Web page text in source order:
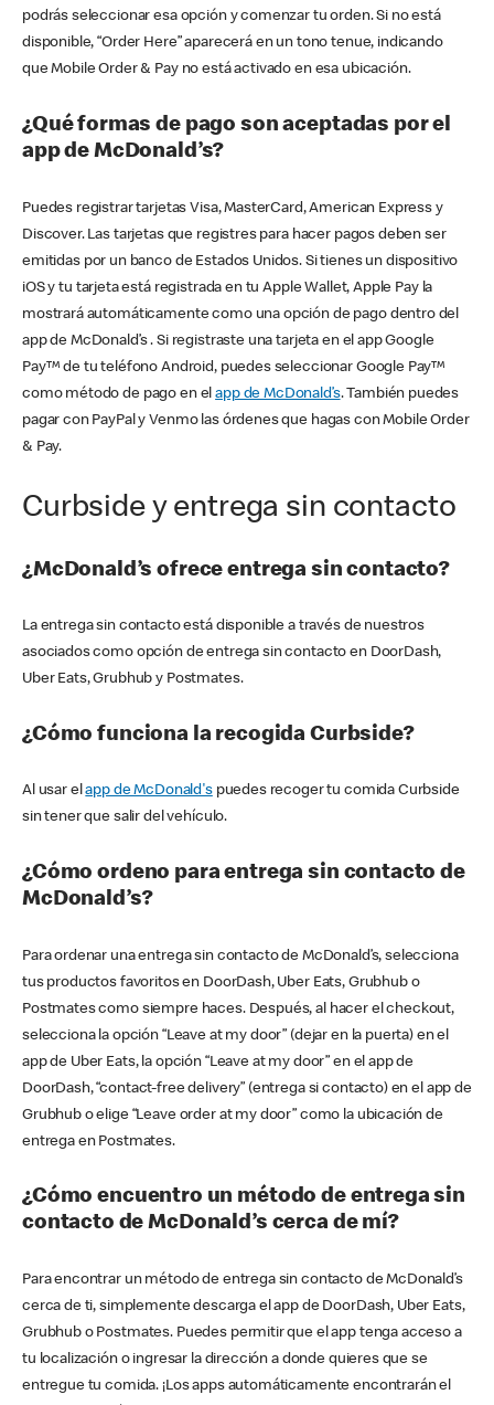
podrás seleccionar esa opción y comenzar tu orden. Si no está
disponible, “Order Here” aparecerá en un tono tenue, indicando
que Mobile Order & Pay no está activado en esa ubicación.
¿Qué formas de pago son aceptadas por el
app de McDonald’s?
Puedes registrar tarjetas Visa, MasterCard, American Express y
Discover. Las tarjetas que registres para hacer pagos deben ser
emitidas por un banco de Estados Unidos. Si tienes un dispositivo
iOS y tu tarjeta está registrada en tu Apple Wallet, Apple Pay la
mostrará automáticamente como una opción de pago dentro del
app de McDonald’s . Si registraste una tarjeta en el app Google
Pay™ de tu teléfono Android, puedes seleccionar Google Pay™
como método de pago en elapp de McDonald’s. También puedes
pagar con PayPal y Venmo las órdenes que hagas con Mobile Order
& Pay.
Curbside y entrega sin contacto
¿McDonald’s ofrece entrega sin contacto?
La entrega sin contacto está disponible a través de nuestros
asociados como opción de entrega sin contacto en DoorDash,
Uber Eats, Grubhub y Postmates.
¿Cómo funciona la recogida Curbside?
Al usar elapp de McDonald'spuedes recoger tu comida Curbside
sin tener que salir del vehículo.
¿Cómo ordeno para entrega sin contacto de
McDonald’s?
Para ordenar una entrega sin contacto de McDonald’s, selecciona
tus productos favoritos en DoorDash, Uber Eats, Grubhub o
Postmates como siempre haces. Después, al hacer el checkout,
selecciona la opción “Leave at my door” (dejar en la puerta) en el
app de Uber Eats, la opción “Leave at my door” en el app de
DoorDash, “contact-free delivery” (entrega si contacto) en el app de
Grubhub o elige “Leave order at my door” como la ubicación de
entrega en Postmates.
¿Cómo encuentro un método de entrega sin
contacto de McDonald’s cerca de mí?
Para encontrar un método de entrega sin contacto de McDonald’s
cerca de ti, simplemente descarga el app de DoorDash, Uber Eats,
Grubhub o Postmates. Puedes permitir que el app tenga acceso a
tu localización o ingresar la dirección a donde quieres que se
entregue tu comida. ¡Los apps automáticamente encontrarán el